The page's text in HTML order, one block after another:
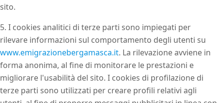
sito.
5. I cookies analitici di terze parti sono impiegati per
rilevare informazioni sul comportamento degli utenti su
www.emigrazionebergamasca.it. La rilevazione avviene in
forma anonima, al fine di monitorare le prestazioni e
migliorare l'usabilità del sito. I cookies di profilazione di
terze parti sono utilizzati per creare profili relativi agli